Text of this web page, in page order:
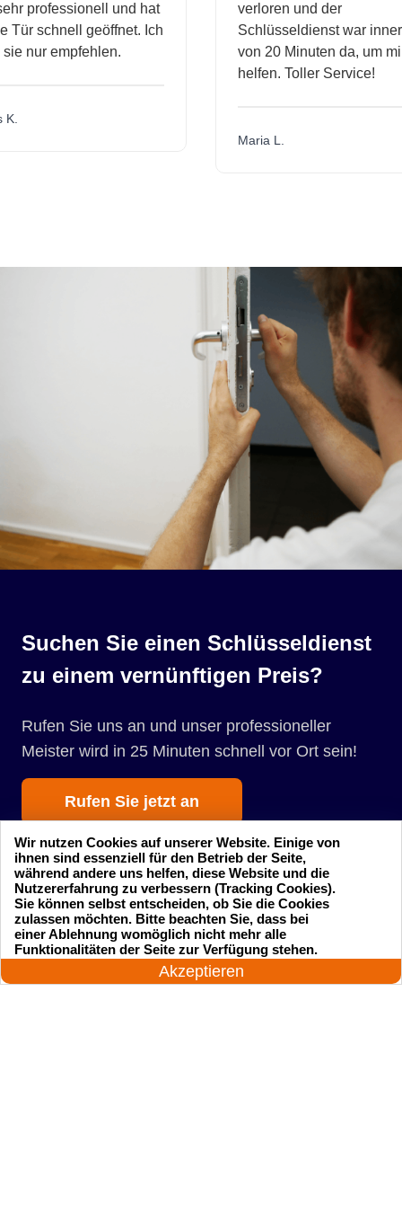
professionell und hat
schnell geöffnet. Ich
nur empfehlen.
verloren und der
Schlüsseldienst war
von 20 Minuten da, um mir
helfen. Toller Service!
Maria L.
Suchen Sie einen Schlüsseldienst
zu einem vernünftigen Preis?
Rufen Sie uns an und unser professioneller
Meister wird in 25 Minuten schnell vor Ort sein!
Rufen Sie jetzt an
Startseite Einsatzgebiete
Preise
24 Stunden am Tag
Akzeptieren
Wir nutzen Cookies auf unserer Website. Einige von
ihnen sind essenziell für den Betrieb der Seite,
während andere uns helfen, diese Website und die
Nutzererfahrung zu verbessern (Tracking Cookies).
Sie können selbst entscheiden, ob Sie die Cookies
zulassen möchten. Bitte beachten Sie, dass bei
einer Ablehnung womöglich nicht mehr alle
Funktionalitäten der Seite zur Verfügung stehen.